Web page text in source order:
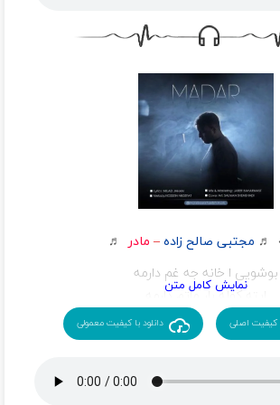
ﻣﺎدرا رو اﻳﻦ ﻫﻤﻪ ﺧﻮﺷﮕﻞ آﻓﺮﻳﺪ
ﻫﻤﻪ دﻳﺪن اون ﺧﺴﺘﮕﻴﻤﻮ زﻧﺪﮔﻰ ﻛﺮد
زﻧﺪﮔﻰ ﻛﺮد واﺑﺴﺘﮕﻴﻤﻮ زﻧﺪﮔﻰ ﻛﺮد
ﺗﻮ زﻧﺪﮔﻴﻢ اون ﻋﺎﺷﻘﻴﻤﻮ زﻧﺪﮔﻰ ﻛﺮد
مجتبی صالح زاده – مادر
♬
بوشویی ا خانه جه غم دارمه
ایته کوله بار ماتم دارمه
واسی مار کره ارسو فوکونم
ماره من تی شانیه کم دارمه
الهی من تی دوری نیدینم
کیفیت اصلی دانلود با کیفیت معمولی